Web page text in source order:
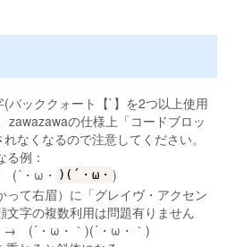
バッククォート【`】を2つ以上使用
zawazawaの仕様上「コードブロッ
なくなるので注意してください。
例：
・ω・ )(´・ω・ )
って右眉）に「グレイヴ・アクセン
文字の複数利用は問題有りません
(´・ω・｀)(´・ω・｀)